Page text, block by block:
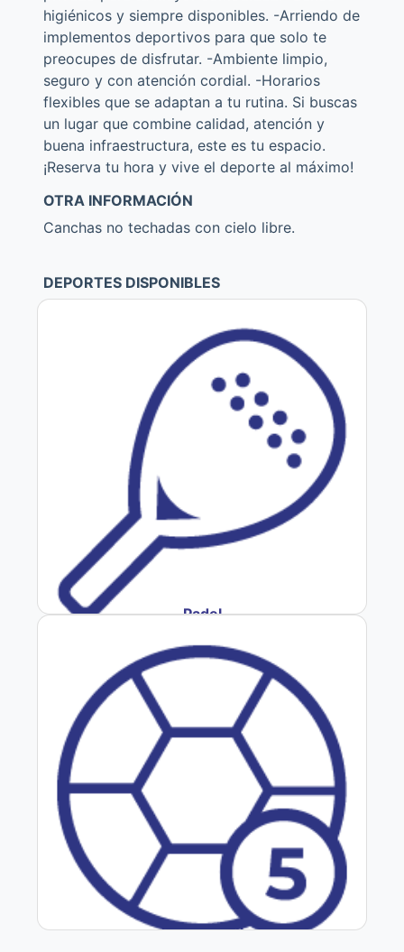
higiénicos y siempre disponibles. -Arriendo de
implementos deportivos para que solo te
preocupes de disfrutar. -Ambiente limpio,
seguro y con atención cordial. -Horarios
flexibles que se adaptan a tu rutina. Si buscas
un lugar que combine calidad, atención y
buena infraestructura, este es tu espacio.
¡Reserva tu hora y vive el deporte al máximo!
OTRA INFORMACIÓN
Canchas no techadas con cielo libre.
DEPORTES DISPONIBLES
Padel
Baby Fútbol